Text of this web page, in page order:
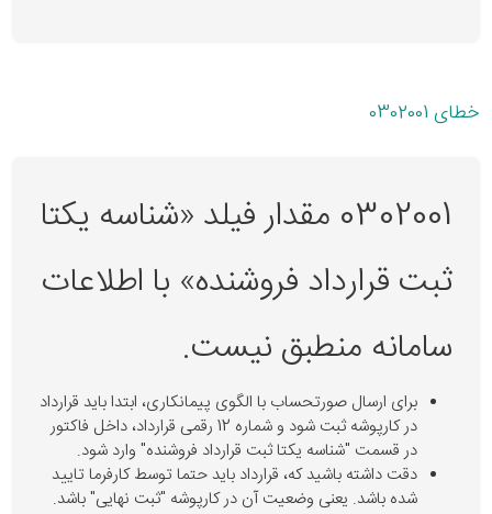
خطای 0302001
0302001 مقدار فیلد «شناسه یکتا
ثبت قرارداد فروشنده» با اطلاعات
سامانه منطبق نیست.
برای ارسال صورتحساب با الگوی پیمانکاری، ابتدا باید قرارداد
در کارپوشه ثبت شود و شماره 12 رقمی قرارداد، داخل فاکتور
در قسمت "شناسه یکتا ثبت قرارداد فروشنده" وارد شود.
دقت داشته باشید که، قرارداد باید حتما توسط کارفرما تایید
شده باشد. یعنی وضعیت آن در کارپوشه "ثبت نهایی" باشد.